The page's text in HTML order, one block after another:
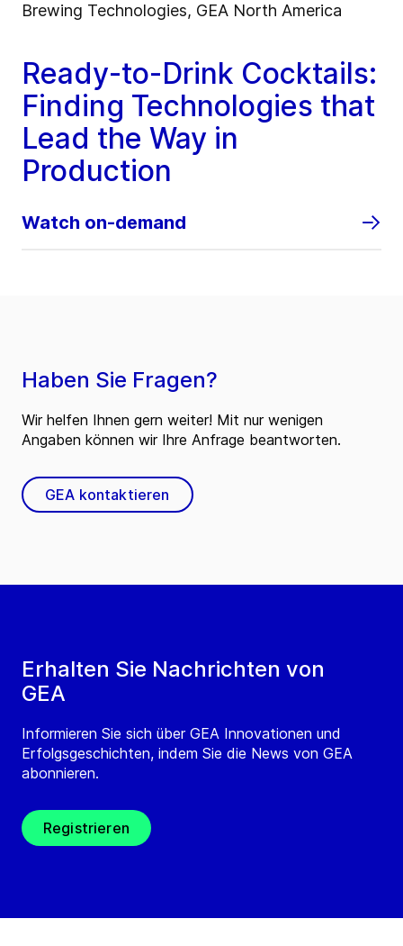
Brewing Technologies, GEA North America
Ready-to-Drink Cocktails:
Finding Technologies that
Lead the Way in
Production
Watch on-demand
Erhalten Sie Nachrichten von
GEA
Informieren Sie sich über GEA Innovationen und
Erfolgsgeschichten, indem Sie die News von GEA
abonnieren.
Registrieren
Haben Sie Fragen?
Wir helfen Ihnen gern weiter! Mit nur wenigen
Angaben können wir Ihre Anfrage beantworten.
GEA kontaktieren